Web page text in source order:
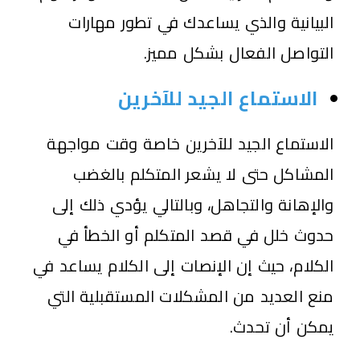
البيانية والذي يساعدك في تطور مهارات
التواصل الفعال بشكل مميز.
الاستماع الجيد للآخرين
الاستماع الجيد للآخرين خاصة وقت مواجهة
المشاكل حتى لا يشعر المتكلم بالغضب
والإهانة والتجاهل، وبالتالي يؤدي ذلك إلى
حدوث خلل في قصد المتكلم أو الخطأ في
الكلام، حيث إن الإنصات إلى الكلام يساعد في
منع العديد من المشكلات المستقبلية التي
يمكن أن تحدث.